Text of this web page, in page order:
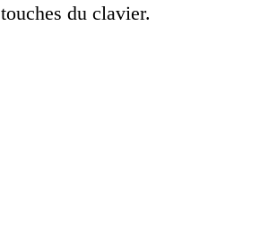
du clavier.